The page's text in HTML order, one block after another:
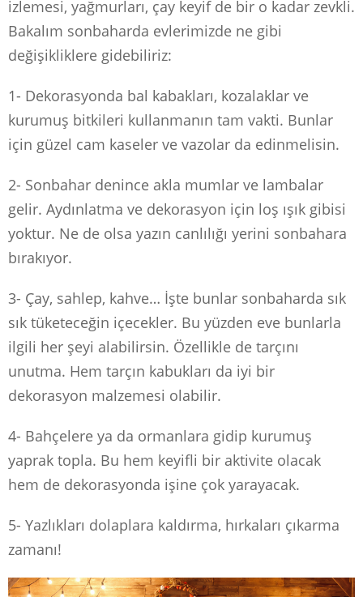
izlemesi, yağmurları, çay keyif de bir o kadar zevkli.
Bakalım sonbaharda evlerimizde ne gibi
değişikliklere gidebiliriz:
1- Dekorasyonda bal kabakları, kozalaklar ve
kurumuş bitkileri kullanmanın tam vakti. Bunlar
için güzel cam kaseler ve vazolar da edinmelisin.
2- Sonbahar denince akla mumlar ve lambalar
gelir. Aydınlatma ve dekorasyon için loş ışık gibisi
yoktur. Ne de olsa yazın canlılığı yerini sonbahara
bırakıyor.
3- Çay, sahlep, kahve… İşte bunlar sonbaharda sık
sık tüketeceğin içecekler. Bu yüzden eve bunlarla
ilgili her şeyi alabilirsin. Özellikle de tarçını
unutma. Hem tarçın kabukları da iyi bir
dekorasyon malzemesi olabilir.
4- Bahçelere ya da ormanlara gidip kurumuş
yaprak topla. Bu hem keyifli bir aktivite olacak
hem de dekorasyonda işine çok yarayacak.
5- Yazlıkları dolaplara kaldırma, hırkaları çıkarma
zamanı!